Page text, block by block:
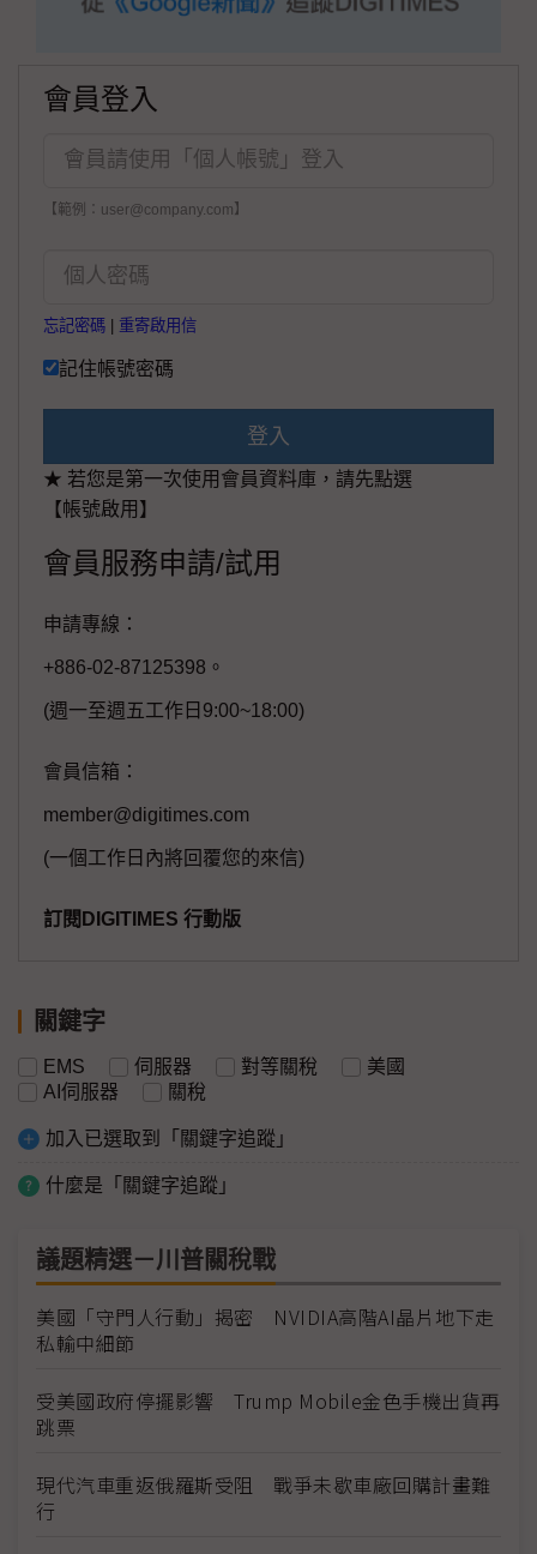
會員登入
【範例：user@company.com】
忘記密碼 重寄啟用信
記住帳號密碼
登入
★ 若您是第一次使用會員資料庫，請先點選
【帳號啟用】
會員服務申請/試用
申請專線：
+886-02-87125398。
(週一至週五工作日9:00~18:00)
會員信箱：
member@digitimes.com
(一個工作日內將回覆您的來信)
訂閱DIGITIMES 行動版
關鍵字
EMS 伺服器 對等關稅
美國
AI伺服器
關稅
加入已選取到「關鍵字追蹤」
什麼是「關鍵字追蹤」
議題精選－川普關稅戰
美國「守門人行動」揭密 NVIDIA高階AI晶片地下走
私輸中細節
受美國政府停擺影響 Trump Mobile金色手機出貨再
跳票
現代汽車重返俄羅斯受阻 戰爭未歇車廠回購計畫難
行